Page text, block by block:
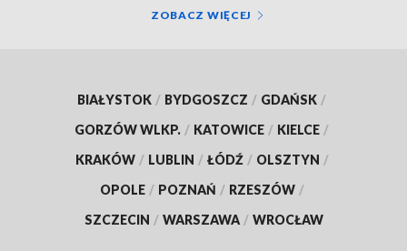
ZOBACZ WIĘCEJ
BIAŁYSTOK / BYDGOSZCZ / GDAŃSK /
GORZÓW WLKP. / KATOWICE / KIELCE /
KRAKÓW / LUBLIN / ŁÓDŹ / OLSZTYN /
OPOLE / POZNAŃ / RZESZÓW /
SZCZECIN / WARSZAWA / WROCŁAW